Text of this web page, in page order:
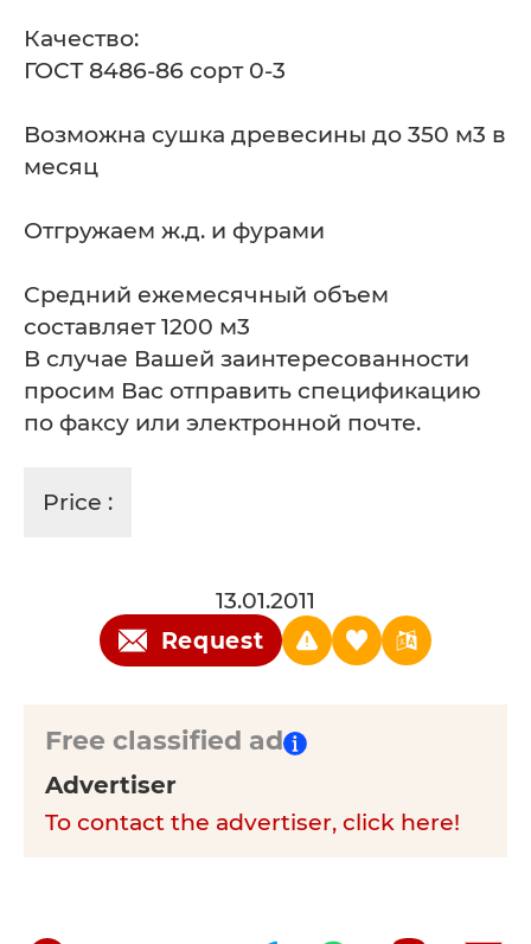
Качество:
ГОСТ 8486-86 сорт 0-3
Возможна сушка древесины до 350 м3 в
месяц
Отгружаем ж.д. и фурами
Средний ежемесячный объем
составляет 1200 м3
В случае Вашей заинтересованности
просим Вас отправить спецификацию
по факсу или электронной почте.
Price :
13.01.2011
Request
Free classified ad
Advertiser
To contact the advertiser, click here!